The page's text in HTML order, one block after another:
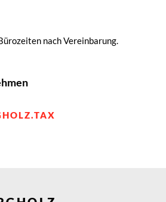
nach Vereinbarung.